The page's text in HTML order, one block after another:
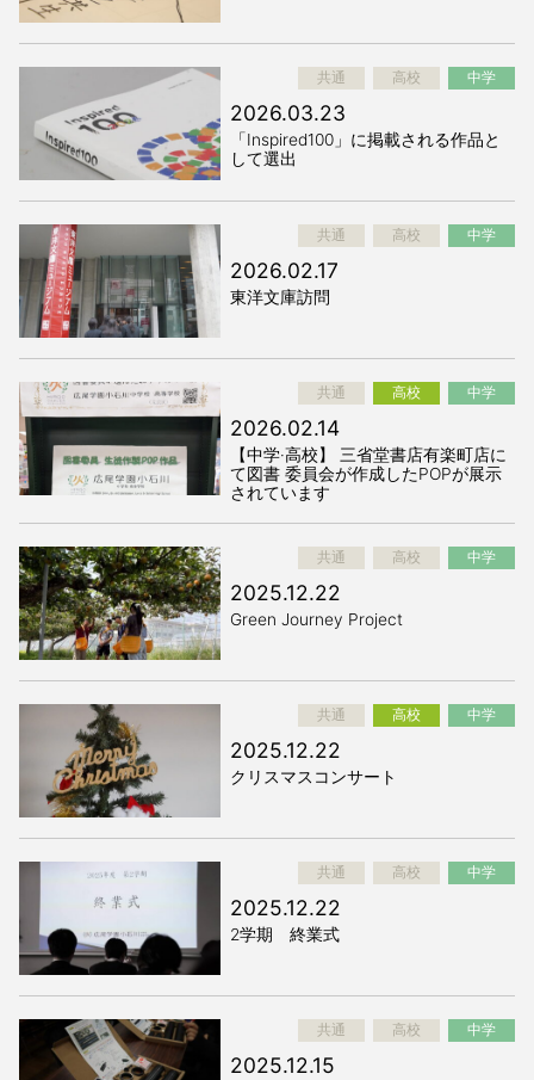
共通 高校 中学
2026.03.23
「Inspired100」に掲載される作品と
して選出
共通 高校 中学
2026.02.17
東洋文庫訪問
共通 高校 中学
2026.02.14
【中学·高校】 三省堂書店有楽町店に
て図書 委員会が作成したPOPが展示
されています
共通 高校 中学
2025.12.22
Green Journey Project
共通 高校 中学
2025.12.22
クリスマスコンサート
共通 高校 中学
2025.12.22
2学期 終業式
共通 高校 中学
2025.12.15